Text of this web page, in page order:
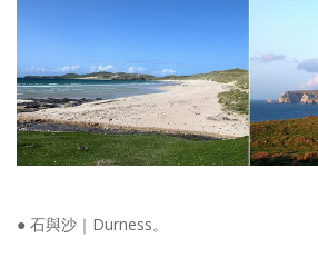
● 石與沙｜Durness。